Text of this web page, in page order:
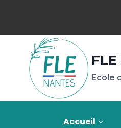
Ecole
Accueil